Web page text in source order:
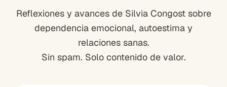
Reflexiones y avances de Silvia Congost sobre
dependencia emocional, autoestima y
relaciones sanas.
Sin spam. Solo contenido de valor.